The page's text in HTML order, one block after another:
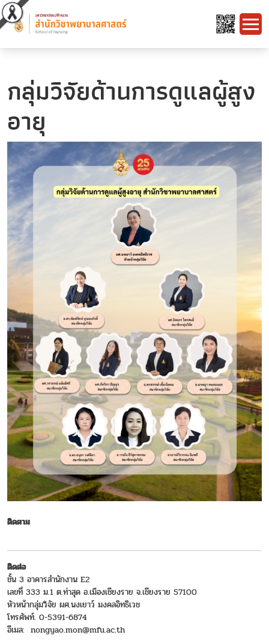
กลุ่มวิจัยด้านการดูแลผู้สูง
อายุ
ติดตาม
ติดต่อ
ชั้น 3 อาคารสำนักงาน E2
เลขที่ 333 ม.1 ต.ท่าสุด อ.เมืองเชียงราย จ.เชียงราย 57100
หัวหน้ากลุ่มวิจัย ผศ.นงเยาว์ มงคลอิทธิเวช
โทรศัพท์. 0-5391-6874
อีเมล: nongyao.mon@mfu.ac.th